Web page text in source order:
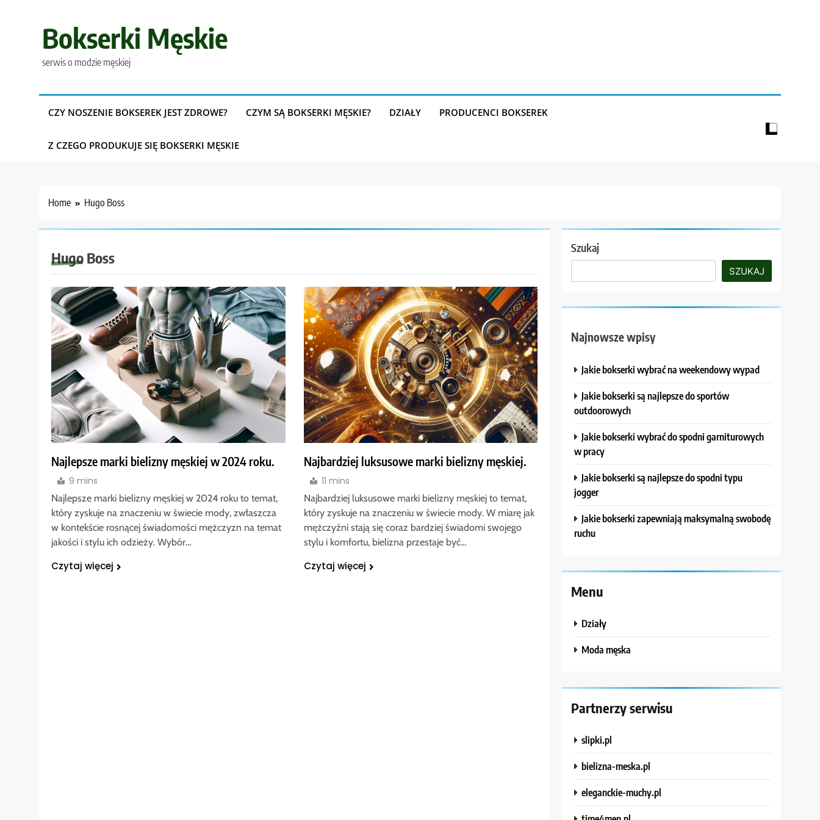
Bokserki Męskie
serwis o modzie męskiej
CZY NOSZENIE BOKSEREK JEST ZDROWE? CZYM SĄ BOKSERKI MĘSKIE? DZIAŁY PRODUCENCI BOKSEREK
Z CZEGO PRODUKUJE SIĘ BOKSERKI MĘSKIE
Home Hugo Boss
Hugo Boss
Najlepsze marki bielizny męskiej w 2024 roku.
9 mins
Najlepsze marki bielizny męskiej w 2024 roku to temat,
który zyskuje na znaczeniu w świecie mody, zwłaszcza
w kontekście rosnącej świadomości mężczyzn na temat
jakości i stylu ich odzieży. Wybór…
Czytaj więcej
Najbardziej luksusowe marki bielizny męskiej.
11 mins
Najbardziej luksusowe marki bielizny męskiej to temat,
który zyskuje na znaczeniu w świecie mody. W miarę jak
mężczyźni stają się coraz bardziej świadomi swojego
stylu i komfortu, bielizna przestaje być…
Czytaj więcej
Szukaj
SZUKAJ
Najnowsze wpisy
Jakie bokserki wybrać na weekendowy wypad
Jakie bokserki są najlepsze do sportów
outdoorowych
Jakie bokserki wybrać do spodni garniturowych
w pracy
Jakie bokserki są najlepsze do spodni typu
jogger
Jakie bokserki zapewniają maksymalną swobodę
ruchu
Menu
Działy
Moda męska
Partnerzy serwisu
slipki.pl
bielizna-meska.pl
eleganckie-muchy.pl